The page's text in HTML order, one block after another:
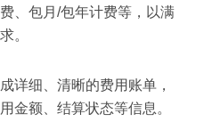
、包月/包年计费等，以满
。
细、清晰的费用账单，
金额、结算状态等信息。